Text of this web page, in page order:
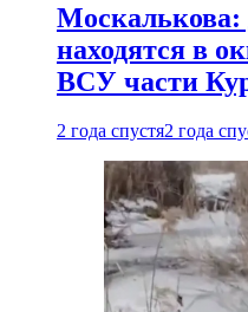
Москалькова:
находятся в
ВСУ части
2 года спустя2 года